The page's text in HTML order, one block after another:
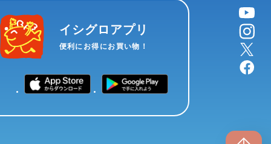
イシグロアプリ
便利にお得にお買い物！
YouTube
instagram
X
facebook